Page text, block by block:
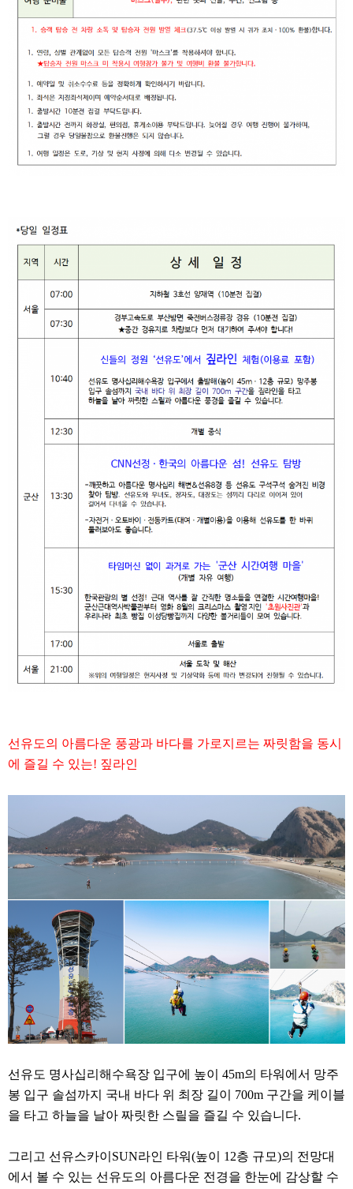
선유도의 아름다운 풍광과 바다를 가로지르는 짜릿함을 동시
에 즐길 수 있는! 짚라인
선유도 명사십리해수욕장 입구에 높이 45m의 타워에서 망주
봉 입구 솔섬까지 국내 바다 위 최장 길이 700m 구간을 케이블
을 타고 하늘을 날아 짜릿한 스릴을 즐길 수 있습니다.
그리고 선유스카이SUN라인 타워(높이 12층 규모)의 전망대
에서 볼 수 있는 선유도의 아름다운 전경을 한눈에 감상할 수